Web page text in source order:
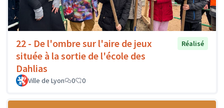
22 - De l'ombre sur l'aire de jeux
située à la sortie de l'école des
Dahlias
Réalisé
Ville de Lyon 0 0